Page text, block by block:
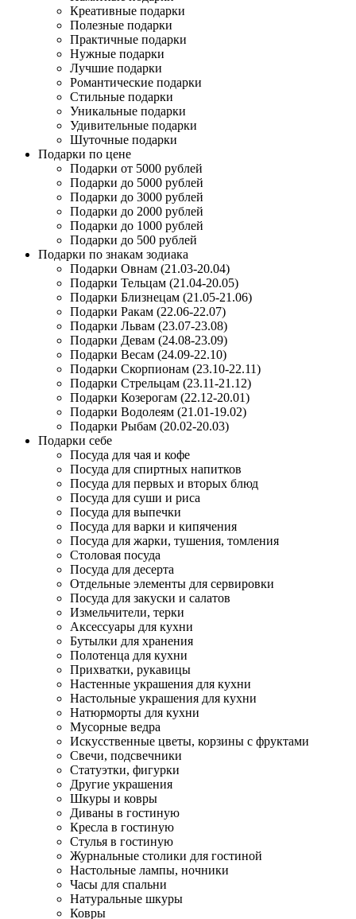
Креативные подарки
Полезные подарки
Практичные подарки
Нужные подарки
Лучшие подарки
Романтические подарки
Стильные подарки
Уникальные подарки
Удивительные подарки
Шуточные подарки
Подарки по цене
Подарки от 5000 рублей
Подарки до 5000 рублей
Подарки до 3000 рублей
Подарки до 2000 рублей
Подарки до 1000 рублей
Подарки до 500 рублей
Подарки по знакам зодиака
Подарки Овнам (21.03-20.04)
Подарки Тельцам (21.04-20.05)
Подарки Близнецам (21.05-21.06)
Подарки Ракам (22.06-22.07)
Подарки Львам (23.07-23.08)
Подарки Девам (24.08-23.09)
Подарки Весам (24.09-22.10)
Подарки Скорпионам (23.10-22.11)
Подарки Стрельцам (23.11-21.12)
Подарки Козерогам (22.12-20.01)
Подарки Водолеям (21.01-19.02)
Подарки Рыбам (20.02-20.03)
Подарки себе
Посуда для чая и кофе
Посуда для спиртных напитков
Посуда для первых и вторых блюд
Посуда для суши и риса
Посуда для выпечки
Посуда для варки и кипячения
Посуда для жарки, тушения, томления
Столовая посуда
Посуда для десерта
Отдельные элементы для сервировки
Посуда для закуски и салатов
Измельчители, терки
Аксессуары для кухни
Бутылки для хранения
Полотенца для кухни
Прихватки, рукавицы
Настенные украшения для кухни
Настольные украшения для кухни
Натюрморты для кухни
Мусорные ведра
Искусственные цветы, корзины с фруктами
Свечи, подсвечники
Статуэтки, фигурки
Другие украшения
Шкуры и ковры
Диваны в гостиную
Кресла в гостиную
Стулья в гостиную
Журнальные столики для гостиной
Настольные лампы, ночники
Часы для спальни
Натуральные шкуры
Ковры